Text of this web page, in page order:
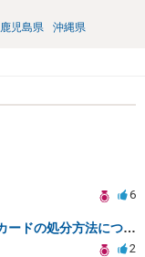
鹿児島県 沖縄県
6
離婚後の元配偶者名義の銀行通帳とカードの処分方法について
2